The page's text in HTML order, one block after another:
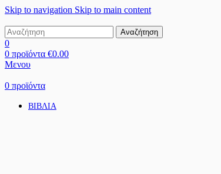
Skip to navigation Skip to main content
Αναζήτηση
0
0 προϊόντα €0.00
Μενου
0 προϊόντα
ΒΙΒΛΙΑ